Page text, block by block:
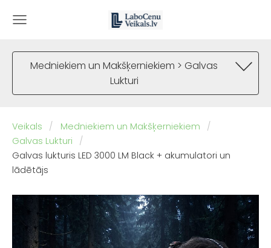
Medniekiem un Makšķerniekiem > Galvas
Lukturi
Veikals
Medniekiem un Makšķerniekiem
Galvas Lukturi
Galvas lukturis LED 3000 LM Black + akumulatori un
lādētājs